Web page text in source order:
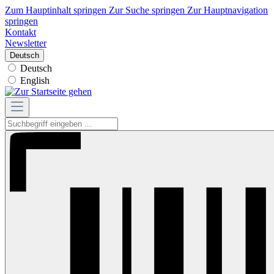
Zum Hauptinhalt springen Zur Suche springen Zur Hauptnavigation
springen
Kontakt
Newsletter
Deutsch
Deutsch
English